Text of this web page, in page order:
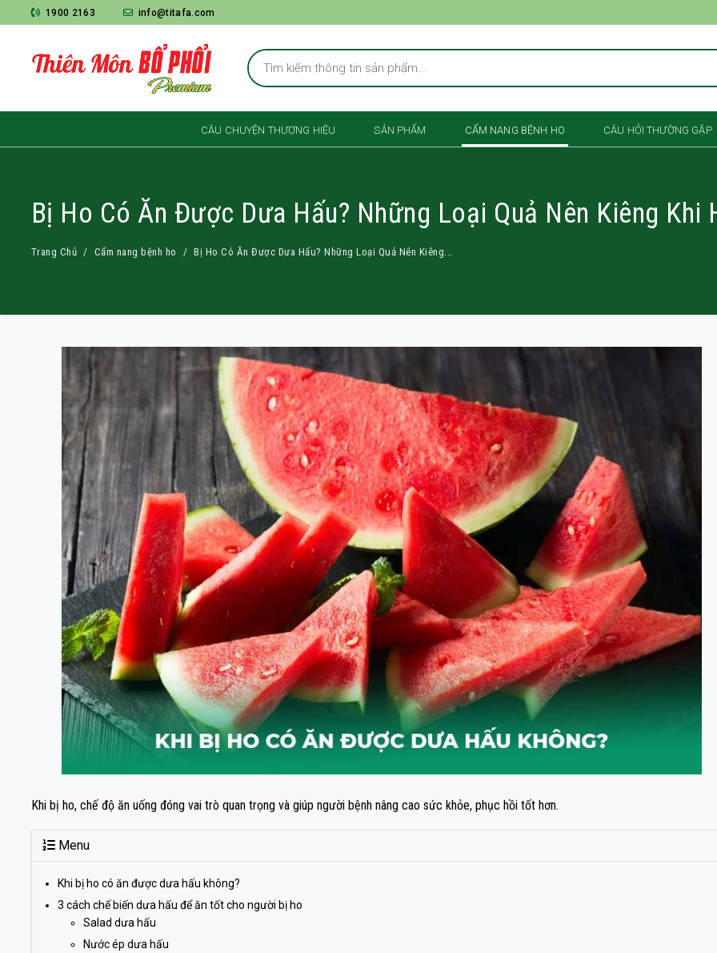
1900 2163 info@titafa.com
CÂU CHUYỆN THƯƠNG HIỆU SẢN PHẨM CẨM NANG BỆNH HO CÂU HỎI THƯỜNG GẶP
Bị Ho Có Ăn Được Dưa Hấu? Những Loại Quả Nên Kiêng Khi
Trang Chủ Cẩm nang bệnh ho Bị Ho Có Ăn Được Dưa Hấu? Những Loại Quả Nên Kiêng...
Khi bị ho, chế độ ăn uống đóng vai trò quan trọng và giúp người bệnh nâng cao sức khỏe, phục hồi tốt hơn.
Menu
Khi bị ho có ăn được dưa hấu không?
3 cách chế biến dưa hấu để ăn tốt cho người bị ho
Salad dưa hấu
Nước ép dưa hấu